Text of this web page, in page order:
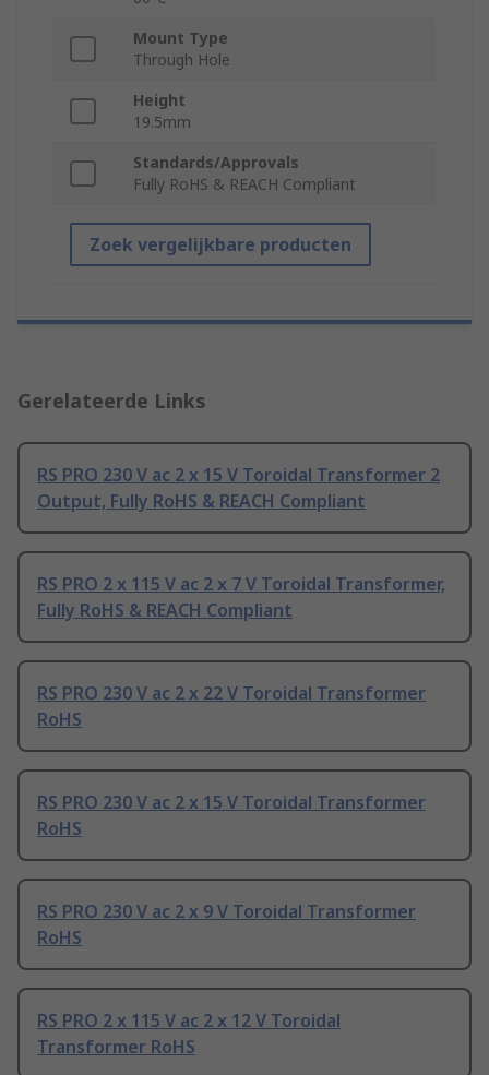
Mount Type
Through Hole
Height
19.5mm
Standards/Approvals
Fully RoHS & REACH Compliant
Zoek vergelijkbare producten
Gerelateerde Links
RS PRO 230 V ac 2 x 15 V Toroidal Transformer 2
Output, Fully RoHS & REACH Compliant
RS PRO 2 x 115 V ac 2 x 7 V Toroidal Transformer,
Fully RoHS & REACH Compliant
RS PRO 230 V ac 2 x 22 V Toroidal Transformer
RoHS
RS PRO 230 V ac 2 x 15 V Toroidal Transformer
RoHS
RS PRO 230 V ac 2 x 9 V Toroidal Transformer
RoHS
RS PRO 2 x 115 V ac 2 x 12 V Toroidal
Transformer RoHS